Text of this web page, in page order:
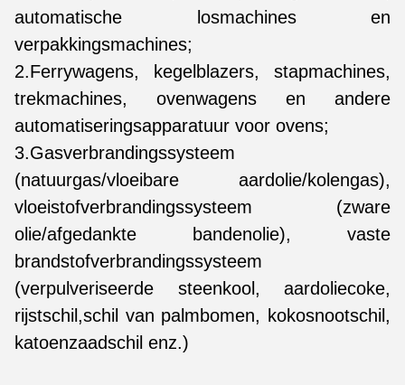
automatische losmachines en
verpakkingsmachines;
2.Ferrywagens, kegelblazers, stapmachines,
trekmachines, ovenwagens en andere
automatiseringsapparatuur voor ovens;
3.Gasverbrandingssysteem
(natuurgas/vloeibare aardolie/kolengas),
vloeistofverbrandingssysteem (zware
olie/afgedankte bandenolie), vaste
brandstofverbrandingssysteem
(verpulveriseerde steenkool, aardoliecoke,
rijstschil,schil van palmbomen, kokosnootschil,
katoenzaadschil enz.)